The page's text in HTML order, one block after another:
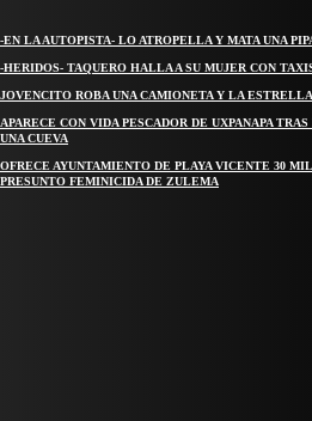
-EN LA AUTOPISTA- LO ATROPELLA Y MATA UNA
-HERIDOS- TAQUERO HALLA A SU MUJER CON
JOVENCITO ROBA UNA CAMIONETA Y LA
APARECE CON VIDA PESCADOR DE UXPANAPA
UNA CUEVA
OFRECE AYUNTAMIENTO DE PLAYA VICENTE 30
PRESUNTO FEMINICIDA DE ZULEMA